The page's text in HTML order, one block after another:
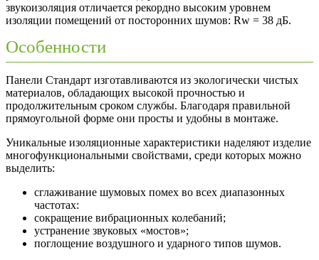
звукоизоляция отличается рекордно высоким уровнем
изоляции помещений от посторонних шумов: Rw = 38 дБ.
Особенности
Панели Стандарт изготавливаются из экологически чистых
материалов, обладающих высокой прочностью и
продолжительным сроком службы. Благодаря правильной
прямоугольной форме они просты и удобны в монтаже.
Уникальные изоляционные характеристики наделяют изделие
многофункциональными свойствами, среди которых можно
выделить:
сглаживание шумовых помех во всех диапазонных
частотах:
сокращение вибрационных колебаний;
устранение звуковых «мостов»;
поглощение воздушного и ударного типов шумов.